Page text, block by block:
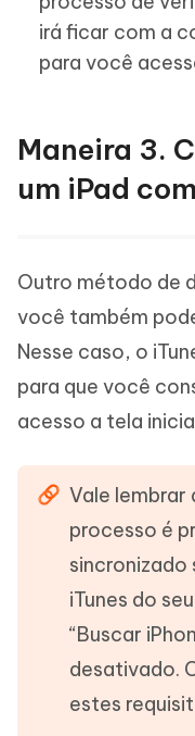
irá ficar com a
para você
Maneira 3.
um iPad
Outro método de
você também
Nesse caso, o
para que você
acesso a tela
Vale lembrar
processo é
sincronizado
iTunes do
“Buscar
desativado.
estes